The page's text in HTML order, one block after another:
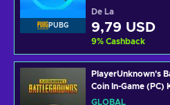
PUBG
De La
9,79 USD
9% Cashback
PlayerUnknown's
Coin In-Game (PC)
GLOBAL